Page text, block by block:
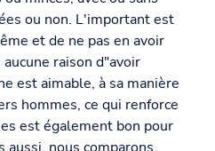
ou non. L'important est
et de ne pas en avoir
raison d"avoir
est aimable, à sa manière
hommes, ce qui renforce
est également bon pour